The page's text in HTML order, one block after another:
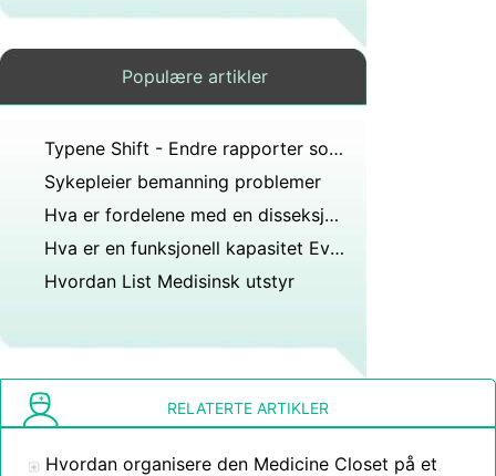
Populære artikler
Typene Shift - Endre rapporter som brukes av sykepleiere
Sykepleier bemanning problemer
Hva er fordelene med en disseksjonsmikroskop
Hva er en funksjonell kapasitet Evaluering
Hvordan List Medisinsk utstyr
RELATERTE ARTIKLER
Hvordan organisere den Medicine Closet på et